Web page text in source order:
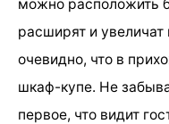
можно расположить
расширят и увеличат
очевидно, что в
шкаф-купе. Не
первое, что видит